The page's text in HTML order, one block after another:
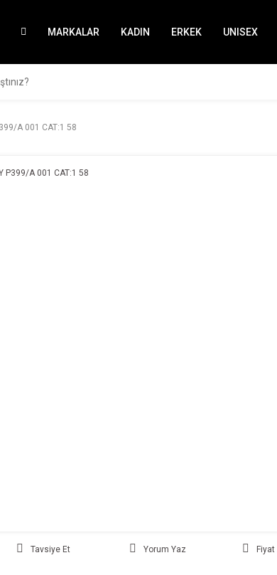
MARKALAR KADIN ERKEK UNISEX
A 001 CAT:1 58
Tavsiye Et Yorum Yaz Fiyat